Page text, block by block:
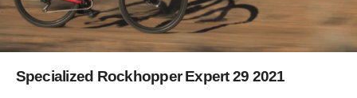
Specialized Rockhopper Expert 29 2021